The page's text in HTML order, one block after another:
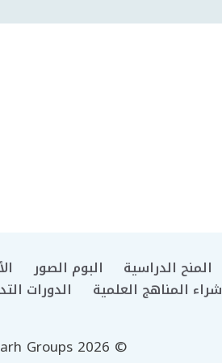
المنح الدراسية البوم الصور
شراء المناهج العلمية
الدورات
© 2026 Sarh Groups